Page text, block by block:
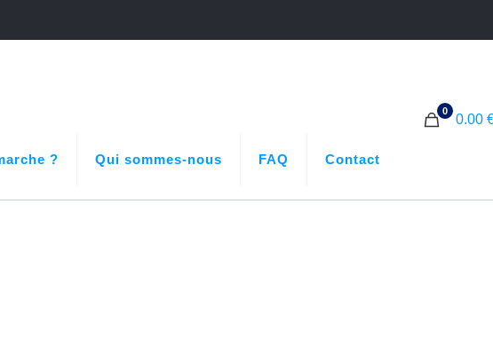
? Qui sommes-nous FAQ Contact
0
0.00